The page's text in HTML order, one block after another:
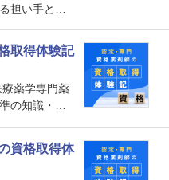
担い手とし
剤師という
どんな資格
どのような
取得体験記
薬学専門薬
の知識・技
、審査も複
一定の能力
資格取得体